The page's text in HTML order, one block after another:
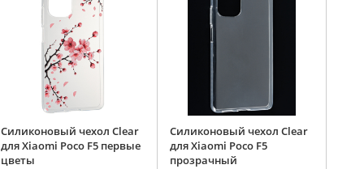
Силиконовый чехол Clear
для Xiaomi Poco F5 первые
цветы
Силиконовый чехол Clear
для Xiaomi Poco F5
прозрачный